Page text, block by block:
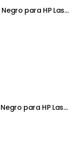
Toner HP CF226A (26A) Negro para HP LaserJet Pro M402
Toner HP CF230X (30X) Negro para HP LaserJet Pro